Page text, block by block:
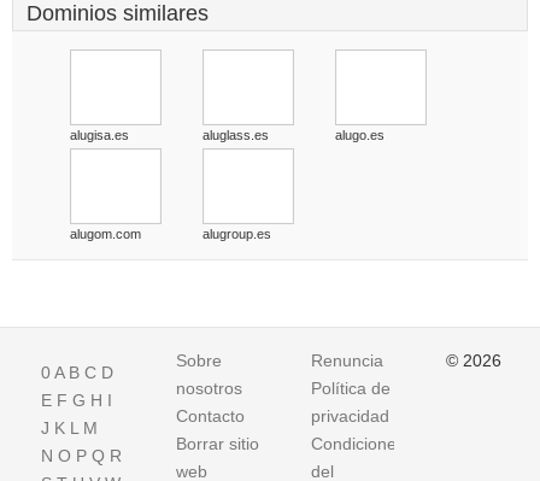
Dominios similares
alugisa.es aluglass.es alugo.es
alugom.com alugroup.es
0A B C D
E F G H I
J K L M
N O P Q R
Sobre
nosotros
Contacto
Borrar sitio
web
Renuncia
Política de
privacidad
Condiciones
del
© 2026